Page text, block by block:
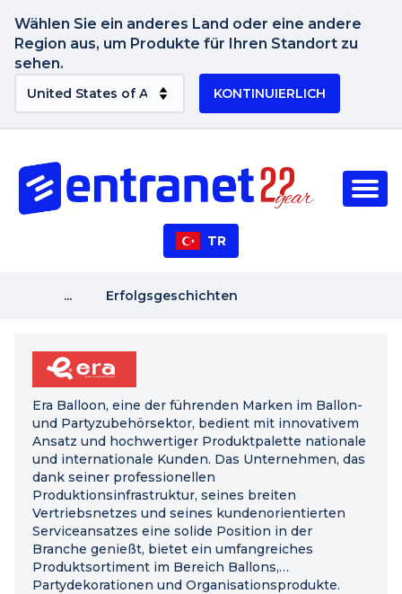
Wählen Sie ein anderes Land oder eine andere
Region aus, um Produkte für Ihren Standort zu
sehen.
KONTINUIERLICH
TR
... Erfolgsgeschichten
Era Balloon, eine der führenden Marken im Ballon-
und Partyzubehörsektor, bedient mit innovativem
Ansatz und hochwertiger Produktpalette nationale
und internationale Kunden. Das Unternehmen, das
dank seiner professionellen
Produktionsinfrastruktur, seines breiten
Vertriebsnetzes und seines kundenorientierten
Serviceansatzes eine solide Position in der
Branche genießt, bietet ein umfangreiches
Produktsortiment im Bereich Ballons,
Partydekorationen und Organisationsprodukte.